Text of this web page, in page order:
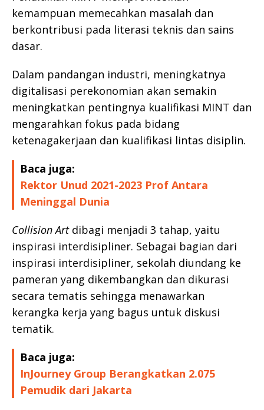
kemampuan memecahkan masalah dan
berkontribusi pada literasi teknis dan sains
dasar.
Dalam pandangan industri, meningkatnya
digitalisasi perekonomian akan semakin
meningkatkan pentingnya kualifikasi MINT dan
mengarahkan fokus pada bidang
ketenagakerjaan dan kualifikasi lintas disiplin.
Baca juga:
Rektor Unud 2021-2023 Prof Antara
Meninggal Dunia
Collision Artdibagi menjadi 3 tahap, yaitu
inspirasi interdisipliner. Sebagai bagian dari
inspirasi interdisipliner, sekolah diundang ke
pameran yang dikembangkan dan dikurasi
secara tematis sehingga menawarkan
kerangka kerja yang bagus untuk diskusi
tematik.
Baca juga:
InJourney Group Berangkatkan 2.075
Pemudik dari Jakarta